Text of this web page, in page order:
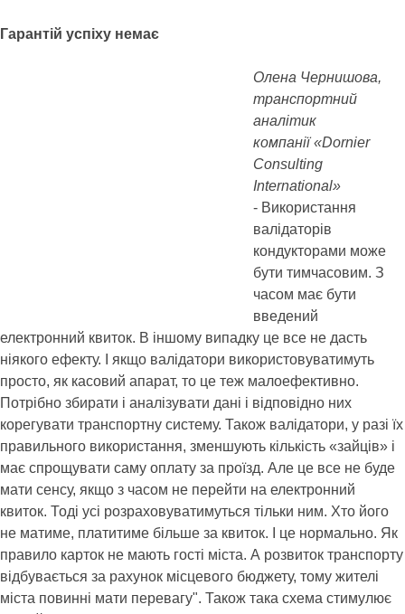
Гарантій успіху немає
Олена Чернишова,
транспортний
аналітик
компанії «Dornier
Consulting
International»
- Використання
валідаторів
кондукторами може
бути тимчасовим. З
часом має бути
введений
електронний квиток. В іншому випадку це все не дасть
ніякого ефекту. І якщо валідатори використовуватимуть
просто, як касовий апарат, то це теж малоефективно.
Потрібно збирати і аналізувати дані і відповідно них
корегувати транспортну систему. Також валідатори, у разі їх
правильного використання, зменшують кількість «зайців» і
має спрощувати саму оплату за проїзд. Але це все не буде
мати сенсу, якщо з часом не перейти на електронний
квиток. Тоді усі розраховуватимуться тільки ним. Хто його
не матиме, платитиме більше за квиток. І це нормально. Як
правило карток не мають гості міста. А розвиток транспорту
відбувається за рахунок місцевого бюджету, тому жителі
міста повинні мати перевагу". Також така схема стимулює